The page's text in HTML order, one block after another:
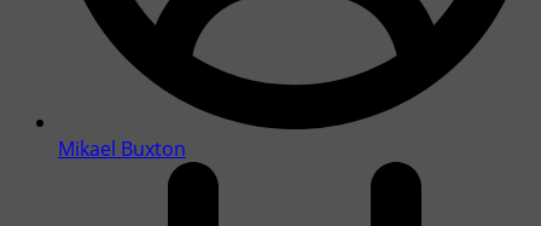
Mikael Buxton